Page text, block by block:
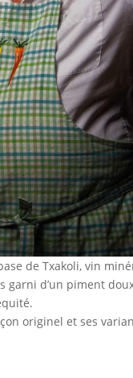
de Txakoli, vin
d’un piment
originel et ses